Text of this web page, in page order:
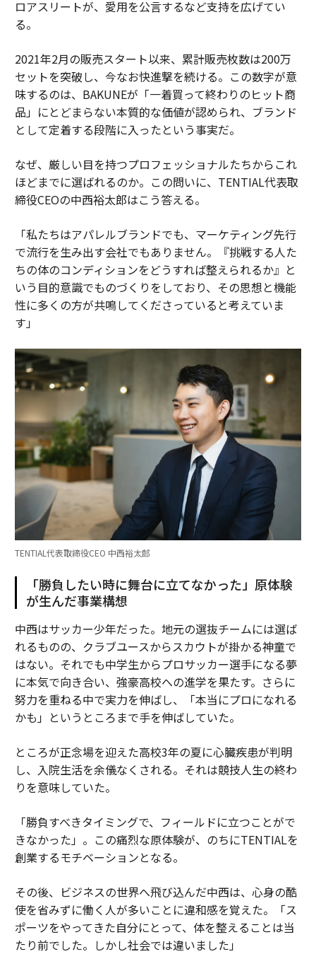
ロアスリートが、愛用を公言するなど支持を広げてい
る。
2021年2月の販売スタート以来、累計販売枚数は200万
セットを突破し、今なお快進撃を続ける。この数字が意
味するのは、BAKUNEが「一着買って終わりのヒット商
品」にとどまらない本質的な価値が認められ、ブランド
として定着する段階に入ったという事実だ。
なぜ、厳しい目を持つプロフェッショナルたちからこれ
ほどまでに選ばれるのか。この問いに、TENTIAL代表取
締役CEOの中西裕太郎はこう答える。
「私たちはアパレルブランドでも、マーケティング先行
で流行を生み出す会社でもありません。『挑戦する人た
ちの体のコンディションをどうすれば整えられるか』と
いう目的意識でものづくりをしており、その思想と機能
性に多くの方が共鳴してくださっていると考えていま
す」
TENTIAL代表取締役CEO 中西裕太郎
「勝負したい時に舞台に立てなかった」原体験
が生んだ事業構想
中西はサッカー少年だった。地元の選抜チームには選ば
れるものの、クラブユースからスカウトが掛かる神童で
はない。それでも中学生からプロサッカー選手になる夢
に本気で向き合い、強豪高校への進学を果たす。さらに
努力を重ねる中で実力を伸ばし、「本当にプロになれる
かも」というところまで手を伸ばしていた。
ところが正念場を迎えた高校3年の夏に心臓疾患が判明
し、入院生活を余儀なくされる。それは競技人生の終わ
りを意味していた。
「勝負すべきタイミングで、フィールドに立つことがで
きなかった」。この痛烈な原体験が、のちにTENTIALを
創業するモチベーションとなる。
その後、ビジネスの世界へ飛び込んだ中西は、心身の酷
使を省みずに働く人が多いことに違和感を覚えた。「ス
ポーツをやってきた自分にとって、体を整えることは当
たり前でした。しかし社会では違いました」